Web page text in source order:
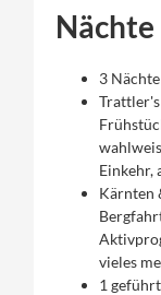
Nächte
3
Einkehr,
Kärnten
vieles
1